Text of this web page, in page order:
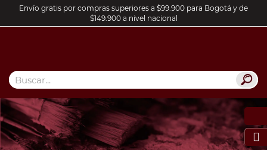
Envío gratis por compras superiores a $99.900 para Bogotá y de
$149.900 a nivel nacional
